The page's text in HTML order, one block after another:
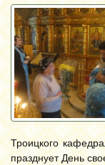
Троицкого
празднует День